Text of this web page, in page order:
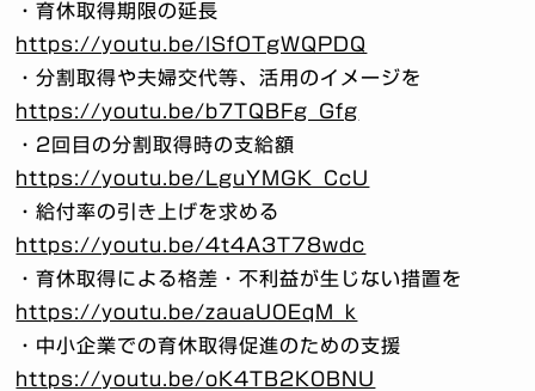
・育休取得期限の延長
https://youtu.be/lSfOTgWQPDQ
・分割取得や夫婦交代等、活用のイメージを
https://youtu.be/b7TQBFg_Gfg
・2回目の分割取得時の支給額
https://youtu.be/LguYMGK_CcU
・給付率の引き上げを求める
https://youtu.be/4t4A3T78wdc
・育休取得による格差・不利益が生じない措置を
https://youtu.be/zauaU0EqM_k
・中小企業での育休取得促進のための支援
https://youtu.be/oK4TB2K0BNU